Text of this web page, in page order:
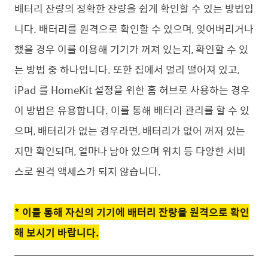
배터리 잔량의 정확한 잔량을 쉽게 확인할 수 있는 방법입
니다. 배터리를 원격으로 확인할 수 있으며, 잊어버리거나
했을 경우 이를 이용해 기기가 꺼져 있는지, 확인할 수 있
는 방법 중 하나입니다. 또한 집에서 멀리 떨어져 있고,
iPad 를 HomeKit 설정을 위한 홈 허브로 사용하는 경우
이 방법은 유용합니다. 이를 통해 배터리 관리를 할 수 있
으며, 배터리가 없는 경우라면, 배터리가 없어 꺼저 있는
지만 확인되며, 얼마나 남아 있으며 위치 등 다양한 서비
스로 원격 액세스가 되지 않습니다.
* 이를 통해 자신의 기기에 배터리 잔량을 원격으로 확인
해 보시기 바랍니다.